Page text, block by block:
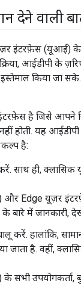
देने वाली
इंटरफ़ेस (यूआई)
आईडीपी के
इस्तेमाल किया जा
है जिसे आपने
होती. यह
है:
करें. साथ ही,
Edge यूज़र
बारे में जानकारी,
करें. हालांकि,
जाता है. वहीं,
उपयोगकर्ता,